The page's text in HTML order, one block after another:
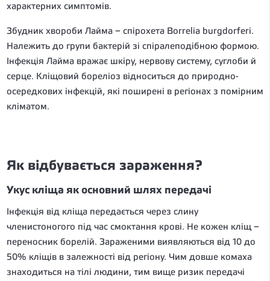
характерних симптомів.
Збудник хвороби Лайма – спірохета Borrelia burgdorferi.
Належить до групи бактерій зі спіралеподібною формою.
Інфекція Лайма вражає шкіру, нервову систему, суглоби й
серце. Кліщовий бореліоз відноситься до природно-
осередкових інфекцій, які поширені в регіонах з помірним
кліматом.
Як відбувається зараження?
Укус кліща як основний шлях передачі
Інфекція від кліща передається через слину
членистоногого під час смоктання крові. Не кожен кліщ –
переносник борелій. Зараженими виявляються від 10 до
50% кліщів в залежності від регіону. Чим довше комаха
знаходиться на тілі людини, тим вище ризик передачі